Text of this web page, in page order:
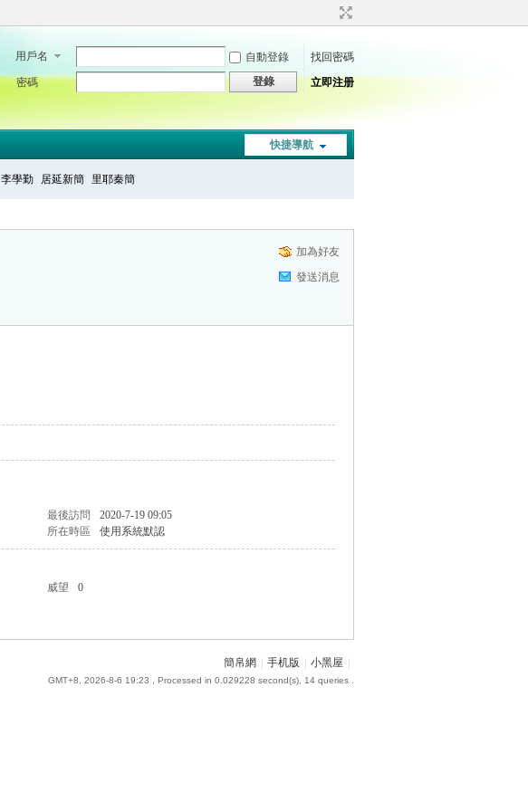
用戶名 自動登錄
找回密碼
密碼
登錄 立即注册
快捷導航
李學勤 居延新簡 里耶秦簡
加為好友
發送消息
最後訪問
2020-7-19 09:05
所在時區 使用系統默認
威望
0
簡帛網 手机版 小黑屋
GMT+8, 2026-8-6 19:23 , Processed in 0.029228 second(s), 14 queries .